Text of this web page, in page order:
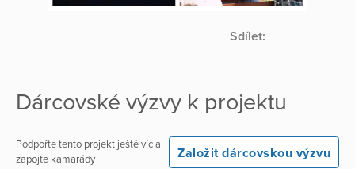
Sdílet:
Dárcovské výzvy k projektu
Podpořte tento projekt ještě víc a
zapojte kamarády
Založit dárcovskou výzvu